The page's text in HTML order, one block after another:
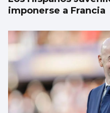
imponerse a Francia